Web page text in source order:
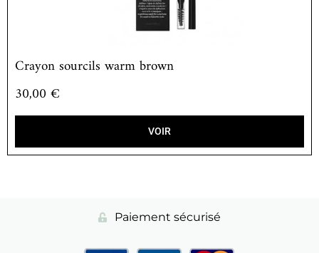
Crayon sourcils warm brown
30,00 €
VOIR
Paiement sécurisé